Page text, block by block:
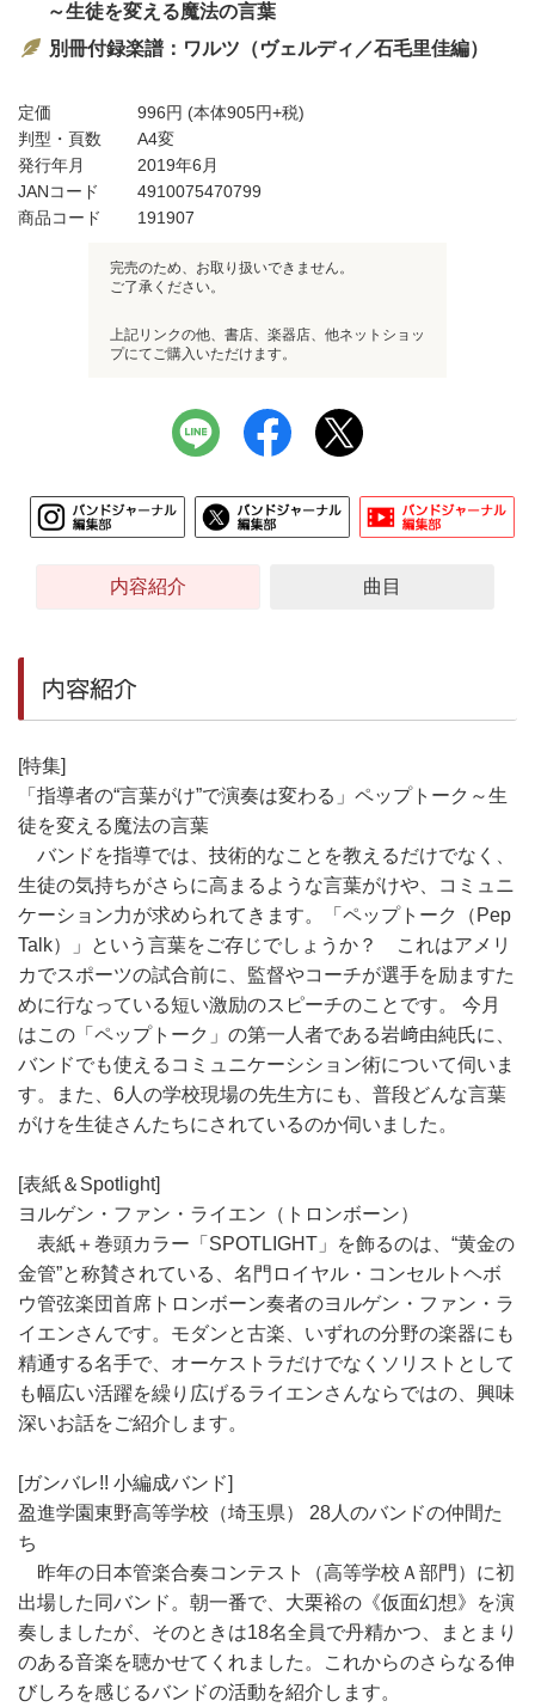
～生徒を変える魔法の言葉
別冊付録楽譜：ワルツ（ヴェルディ／石毛里佳編）
定価 996円 (本体905円+税)
判型・頁数
A4変
発行年月
2019年6月
JANコード
4910075470799
商品コード
191907
完売のため、お取り扱いできません。
ご了承ください。
上記リンクの他、書店、楽器店、他ネットショッ
プにてご購入いただけます。
内容紹介 曲目
内容紹介
[特集]
「指導者の“言葉がけ”で演奏は変わる」ペップトーク～生
徒を変える魔法の言葉
バンドを指導では、技術的なことを教えるだけでなく、
生徒の気持ちがさらに高まるような言葉がけや、コミュニ
ケーション力が求められてきます。「ペップトーク（Pep
Talk）」という言葉をご存じでしょうか？ これはアメリ
カでスポーツの試合前に、監督やコーチが選手を励ますた
めに行なっている短い激励のスピーチのことです。 今月
はこの「ペップトーク」の第一人者である岩﨑由純氏に、
バンドでも使えるコミュニケーシション術について伺いま
す。また、6人の学校現場の先生方にも、普段どんな言葉
がけを生徒さんたちにされているのか伺いました。
[表紙＆Spotlight]
ヨルゲン・ファン・ライエン（トロンボーン）
表紙＋巻頭カラー「SPOTLIGHT」を飾るのは、“黄金の
金管”と称賛されている、名門ロイヤル・コンセルトヘボ
ウ管弦楽団首席トロンボーン奏者のヨルゲン・ファン・ラ
イエンさんです。モダンと古楽、いずれの分野の楽器にも
精通する名手で、オーケストラだけでなくソリストとして
も幅広い活躍を繰り広げるライエンさんならではの、興味
深いお話をご紹介します。
[ガンバレ!! 小編成バンド]
盈進学園東野高等学校（埼玉県） 28人のバンドの仲間た
ち
昨年の日本管楽合奏コンテスト（高等学校Ａ部門）に初
出場した同バンド。朝一番で、大栗裕の《仮面幻想》を演
奏しましたが、そのときは18名全員で丹精かつ、まとまり
のある音楽を聴かせてくれました。これからのさらなる伸
びしろを感じるバンドの活動を紹介します。